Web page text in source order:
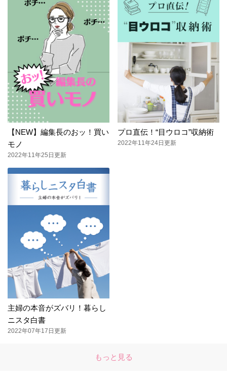
【NEW】編集長のおッ！買い
モノ
2022年11年25日更新
プロ直伝！“目ウロコ”収納術
2022年11年24日更新
主婦の本音がズバリ！暮らし
ニスタ白書
2022年07年17日更新
もっと見る